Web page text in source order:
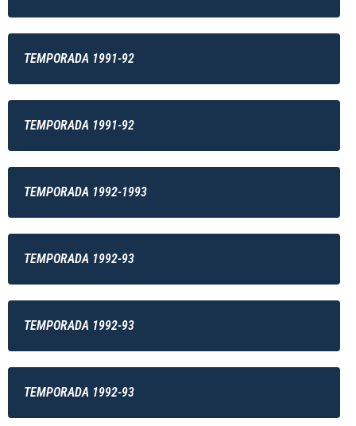
TEMPORADA 1991-92
TEMPORADA 1991-92
TEMPORADA 1992-1993
TEMPORADA 1992-93
TEMPORADA 1992-93
TEMPORADA 1992-93